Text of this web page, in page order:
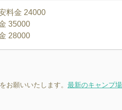
料金 24000
35000
お願いいたします。 最新のキャンプ